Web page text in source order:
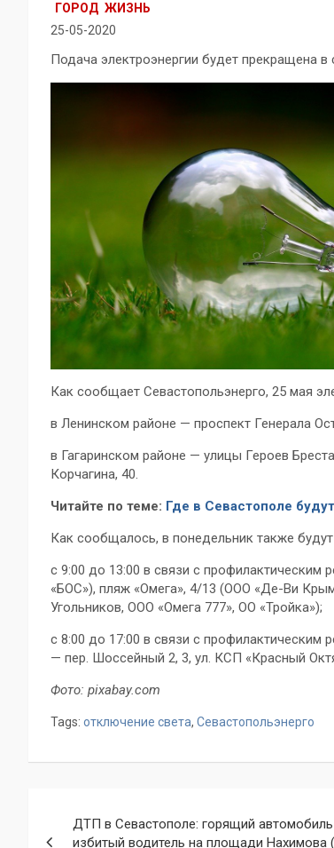
ГОРОД ЖИЗНЬ
25-05-2020
Подача электроэнергии будет прекращена
Как сообщает Севастопольэнерго, 25 мая
в Ленинском районе — проспект Генерала
в Гагаринском районе — улицы Героев
Корчагина, 40.
Читайте по теме: Где в Севастополе
Как сообщалось, в понедельник также
с 9:00 до 13:00 в связи с
«БОС»), пляж «Омега», 4/13 (ООО «Де-Ви
Угольников, ООО «Омега 777», ОО «Тройка»);
с 8:00 до 17:00 в связи с профилактическим
— пер. Шоссейный 2, 3, ул. КСП «Красный
Фото: pixabay.com
Tags: отключение света, Севастопольэнерго
ДТП в Севастополе: горящий
избитый водитель на площади Нахимова